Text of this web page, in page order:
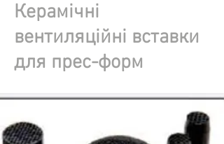
Керамічні
вентиляційні вставки
для прес-форм